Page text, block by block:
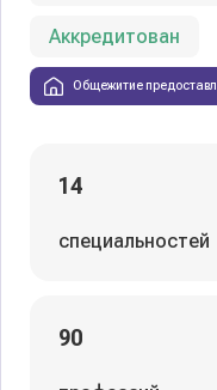
Аккредитован
Общежитие
14
специальностей
90